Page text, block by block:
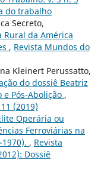
do trabalho
Secreto,
Rural da América
, Revista Mundos do
Kleinert Perussatto,
do dossiê Beatriz
Pós-Abolição ,
(2019)
Operária ou
Ferroviárias na
, Revista
Dossiê